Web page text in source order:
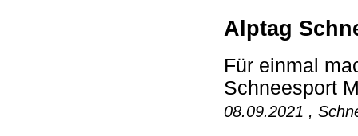
Alptag
Für einmal
Schneesport
08.09.2021 ,